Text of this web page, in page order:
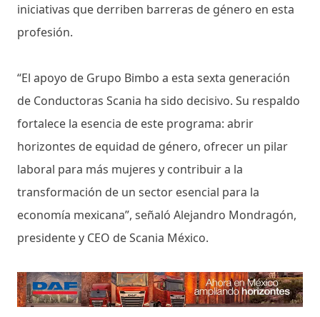
iniciativas que derriben barreras de género en esta
profesión.
“El apoyo de Grupo Bimbo a esta sexta generación
de Conductoras Scania ha sido decisivo. Su respaldo
fortalece la esencia de este programa: abrir
horizontes de equidad de género, ofrecer un pilar
laboral para más mujeres y contribuir a la
transformación de un sector esencial para la
economía mexicana”, señaló Alejandro Mondragón,
presidente y CEO de Scania México.